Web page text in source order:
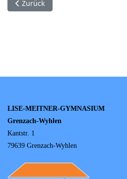
Vorheriger Beitrag:
Zurück
LISE-MEITNER-GYMNASIUM
Grenzach-Wyhlen
Kantstr. 1
79639 Grenzach-Wyhlen